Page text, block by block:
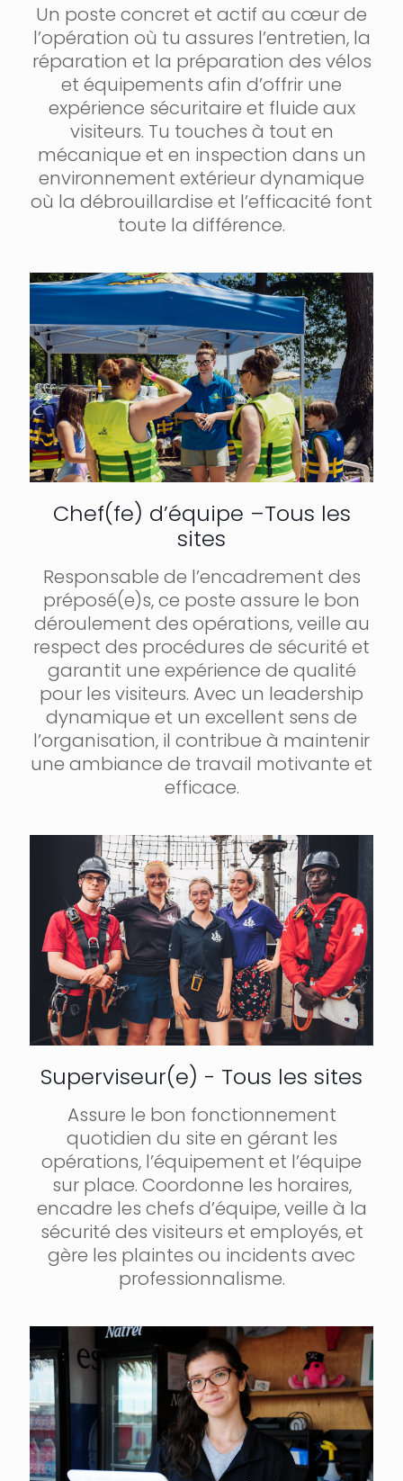
Un poste concret et actif au cœur de
l’opération où tu assures l’entretien, la
réparation et la préparation des vélos
et équipements afin d’offrir une
expérience sécuritaire et fluide aux
visiteurs. Tu touches à tout en
mécanique et en inspection dans un
environnement extérieur dynamique
où la débrouillardise et l’efficacité font
toute la différence.
Chef(fe) d’équipe –Tous les
sites
Responsable de l’encadrement des
préposé(e)s, ce poste assure le bon
déroulement des opérations, veille au
respect des procédures de sécurité et
garantit une expérience de qualité
pour les visiteurs. Avec un leadership
dynamique et un excellent sens de
l’organisation, il contribue à maintenir
une ambiance de travail motivante et
efficace.
Superviseur(e) - Tous les sites
Assure le bon fonctionnement
quotidien du site en gérant les
opérations, l’équipement et l’équipe
sur place. Coordonne les horaires,
encadre les chefs d’équipe, veille à la
sécurité des visiteurs et employés, et
gère les plaintes ou incidents avec
professionnalisme.